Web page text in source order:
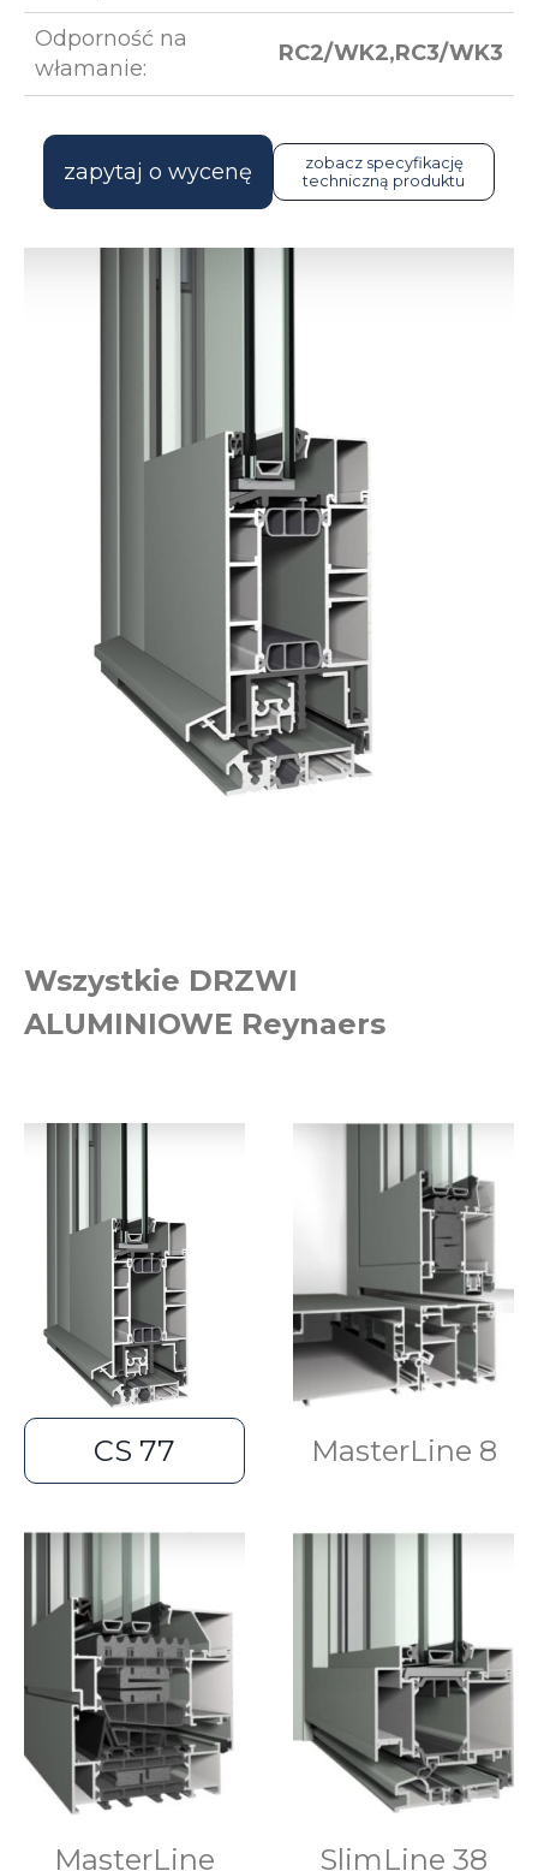
Odporność na
włamanie:
RC2/WK2,RC3/WK3
zapytaj o wycenę
zobacz specyfikację
techniczną produktu
Wszystkie DRZWI
ALUMINIOWE Reynaers
CS 77 MasterLine 8
MasterLine SlimLine 38